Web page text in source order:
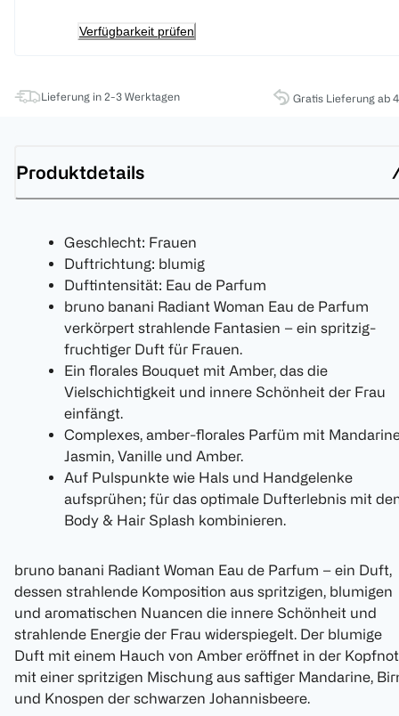
Verfügbarkeit prüfen
Lieferung in 2-3 Werktagen Gratis Lieferung ab
Produktdetails
Geschlecht: Frauen
Duftrichtung: blumig
Duftintensität: Eau de Parfum
bruno banani Radiant Woman Eau de Parfum
verkörpert strahlende Fantasien – ein spritzig-
fruchtiger Duft für Frauen.
Ein florales Bouquet mit Amber, das die
Vielschichtigkeit und innere Schönheit der Frau
einfängt.
Complexes, amber-florales Parfüm mit
Jasmin, Vanille und Amber.
Auf Pulspunkte wie Hals und Handgelenke
aufsprühen; für das optimale Dufterlebnis mit
Body & Hair Splash kombinieren.
bruno banani Radiant Woman Eau de Parfum – ein Duft,
dessen strahlende Komposition aus spritzigen, blumigen
und aromatischen Nuancen die innere Schönheit und
strahlende Energie der Frau widerspiegelt. Der blumige
Duft mit einem Hauch von Amber eröffnet in der
mit einer spritzigen Mischung aus saftiger Mandarine,
und Knospen der schwarzen Johannisbeere.